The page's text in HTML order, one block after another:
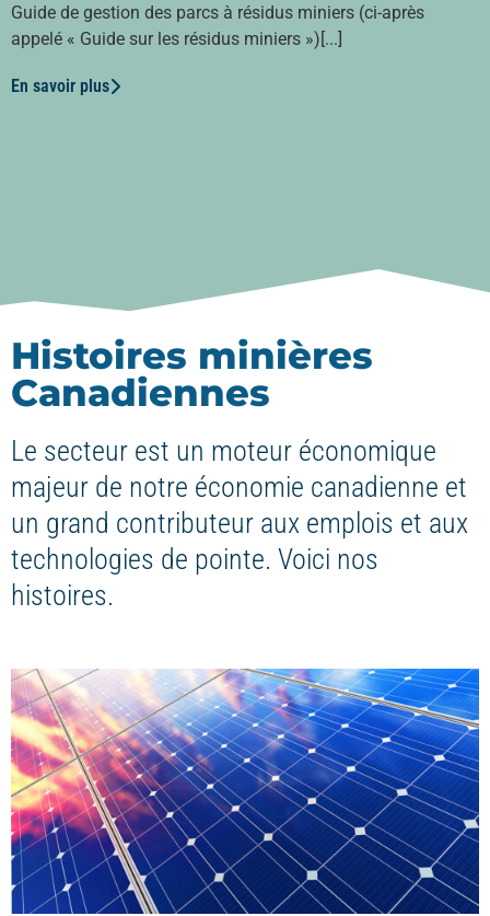
Guide de gestion des parcs à résidus miniers (ci-après
appelé « Guide sur les résidus miniers »)[...]
En savoir plus
Histoires minières
Canadiennes
Le secteur est un moteur économique
majeur de notre économie canadienne et
un grand contributeur aux emplois et aux
technologies de pointe. Voici nos
histoires.